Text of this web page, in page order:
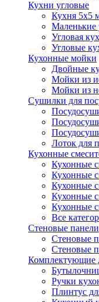
Кухни угловые
Кухня 5х5
Маленькие
Угловая
Угловые
Кухонные мойки
Двойные
Мойки из
Мойки из
Сушилки для
Лоток для
Кухонные
Кухонные
Кухонные
Кухонные
Кухонные
Кухонные
Все
Стеновые панели
Стеновые
Стеновые
Комплектующие
Ручки
Плинтус